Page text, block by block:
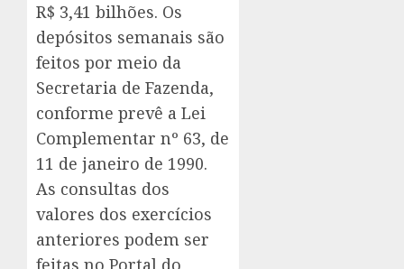
R$ 3,41 bilhões. Os
depósitos semanais são
feitos por meio da
Secretaria de Fazenda,
conforme prevê a Lei
Complementar nº 63, de
11 de janeiro de 1990.
As consultas dos
valores dos exercícios
anteriores podem ser